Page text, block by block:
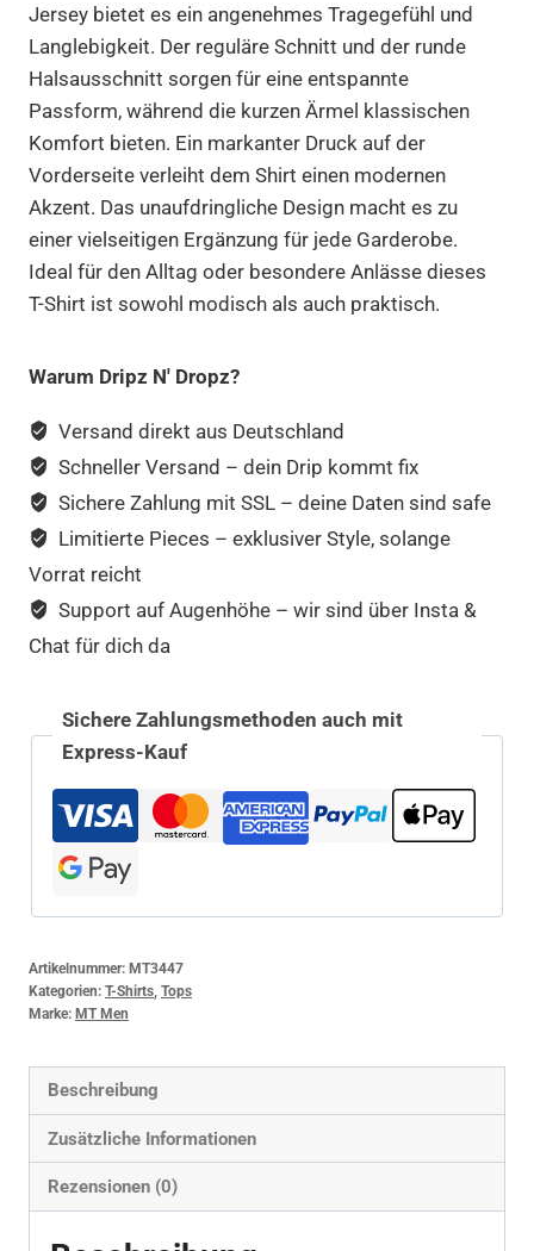
Jersey bietet es ein angenehmes Tragegefühl und
Langlebigkeit. Der reguläre Schnitt und der runde
Halsausschnitt sorgen für eine entspannte
Passform, während die kurzen Ärmel klassischen
Komfort bieten. Ein markanter Druck auf der
Vorderseite verleiht dem Shirt einen modernen
Akzent. Das unaufdringliche Design macht es zu
einer vielseitigen Ergänzung für jede Garderobe.
Ideal für den Alltag oder besondere Anlässe dieses
T-Shirt ist sowohl modisch als auch praktisch.
Warum Dripz N' Dropz?
Versand direkt aus Deutschland
Schneller Versand – dein Drip kommt fix
Sichere Zahlung mit SSL – deine Daten sind safe
Limitierte Pieces – exklusiver Style, solange
Vorrat reicht
Support auf Augenhöhe – wir sind über Insta &
Chat für dich da
Sichere Zahlungsmethoden auch mit
Express-Kauf
Artikelnummer: MT3447
Kategorien: T-Shirts Tops
Marke: MT Men
Beschreibung
Zusätzliche Informationen
Rezensionen (0)